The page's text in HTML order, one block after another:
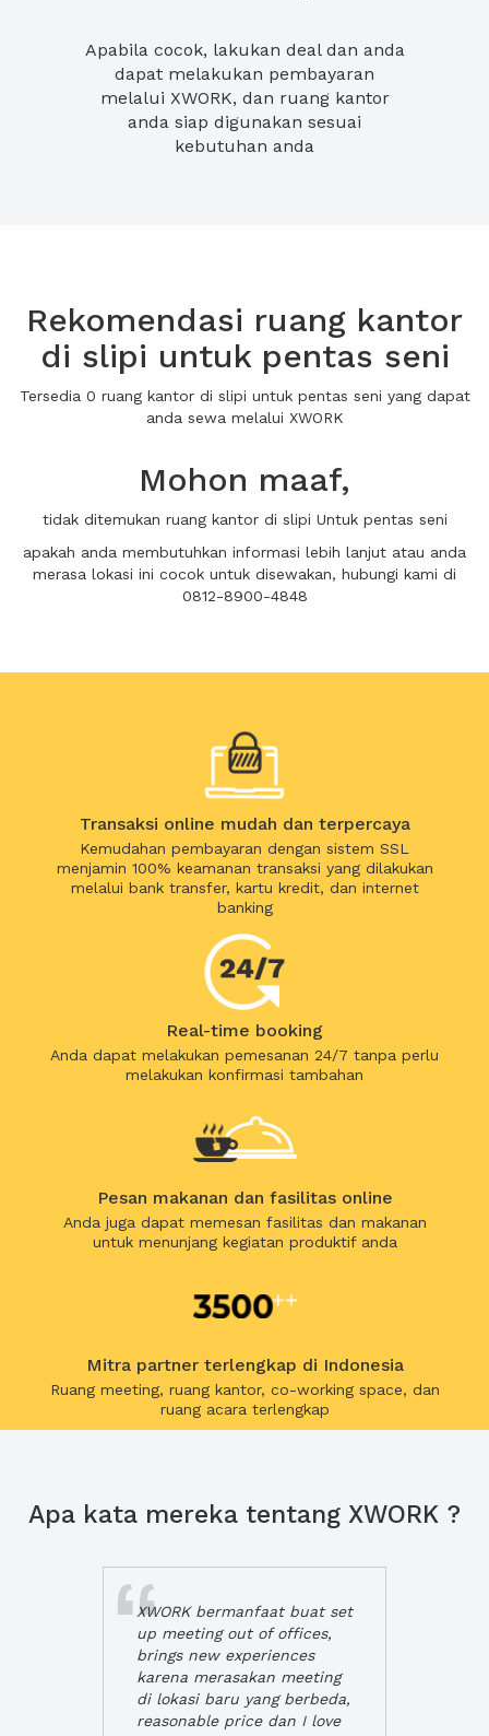
Apabila cocok, lakukan deal dan anda
dapat melakukan pembayaran
melalui XWORK, dan ruang kantor
anda siap digunakan sesuai
kebutuhan anda
Rekomendasi ruang kantor
di slipi untuk pentas seni
Tersedia 0 ruang kantor di slipi untuk pentas seni yang dapat
anda sewa melalui XWORK
Mohon maaf,
tidak ditemukan ruang kantor di slipi Untuk pentas seni
apakah anda membutuhkan informasi lebih lanjut atau anda
merasa lokasi ini cocok untuk disewakan, hubungi kami di
0812-8900-4848
Transaksi online mudah dan terpercaya
Kemudahan pembayaran dengan sistem SSL
menjamin 100% keamanan transaksi yang dilakukan
melalui bank transfer, kartu kredit, dan internet
banking
Real-time booking
Anda dapat melakukan pemesanan 24/7 tanpa perlu
melakukan konfirmasi tambahan
Pesan makanan dan fasilitas online
Anda juga dapat memesan fasilitas dan makanan
untuk menunjang kegiatan produktif anda
Mitra partner terlengkap di Indonesia
Ruang meeting, ruang kantor, co-working space, dan
ruang acara terlengkap
Apa kata mereka tentang XWORK ?
XWORK bermanfaat buat set
up meeting out of offices,
brings new experiences
karena merasakan meeting
di lokasi baru yang berbeda,
reasonable price dan I love